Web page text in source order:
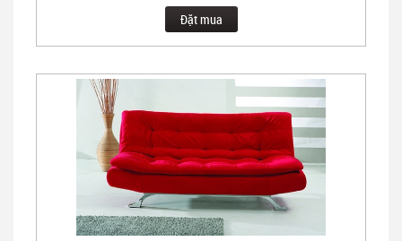
Đặt mua